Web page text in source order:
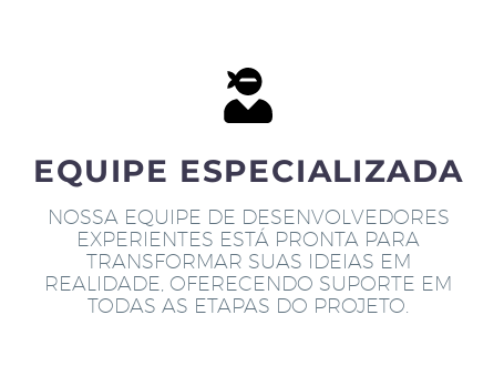
EQUIPE ESPECIALIZADA
NOSSA EQUIPE DE DESENVOLVEDORES
EXPERIENTES ESTÁ PRONTA PARA
TRANSFORMAR SUAS IDEIAS EM
REALIDADE, OFERECENDO SUPORTE EM
TODAS AS ETAPAS DO PROJETO.